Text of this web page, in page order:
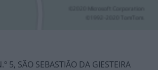
5, SÃO SEBASTIÃO DA GIESTEIRA